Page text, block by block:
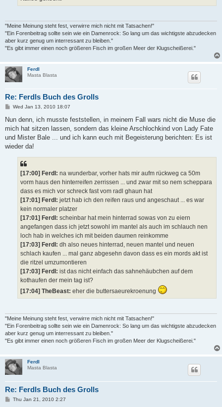
"Meine Meinung steht fest, verwirre mich nicht mit Tatsachen!"
"Ein Forenbeitrag sollte sein wie ein Damenrock: So lang um das wichtigste abzudecken
aber kurz genug um interressant zu bleiben."
"Es gibt immer einen noch größeren Fisch im großen Meer der Klugscheißerei."
Ferdl
Masta Blasta
Re: Ferdls Buch des Grolls
P
s
Wed Jan 13, 2010 18:07
Nun denn, ich musste feststellen, in meinem Fall wars nicht die Muse die
mich hat sitzen lassen, sondern das kleine Arschlochkind von Lady Fate
und Mister Bale ... und ich kann euch mit Begeisterung berichten: Es ist
wieder da!
[17:00] Ferdl: na wunderbar, vorher hats mir aufm rückweg ca 50m
vorm haus den hinterreifen zerrissen ... und zwar mit so nem scheppara
dass es mich vor schreck fast vom radl ghaun hat
[17:01] Ferdl: jetzt hab ich den reifen raus und angeschaut ... es war
kein normaler platzer
[17:01] Ferdl: scheinbar hat mein hinterrad sowas von zu eiern
angefangen dass ich jetzt sowohl im mantel als auch im schlauch nen
loch hab in welches ich mit beiden daumen reinkomme
[17:03] Ferdl: dh also neues hinterrad, neuen mantel und neuen
schlach kaufen ... mal ganz abgesehn davon dass es ein mords akt ist
die ritzel umzumontieren
[17:03] Ferdl: ist das nicht einfach das sahnehäubchen auf dem
kothaufen der mein tag ist?
[17:04] TheBeast: eher die buttersaeurekroenung
"Meine Meinung steht fest, verwirre mich nicht mit Tatsachen!"
"Ein Forenbeitrag sollte sein wie ein Damenrock: So lang um das wichtigste abzudecken
aber kurz genug um interressant zu bleiben."
"Es gibt immer einen noch größeren Fisch im großen Meer der Klugscheißerei."
Ferdl
Masta Blasta
Re: Ferdls Buch des Grolls
PThu Jan 21, 2010 2:27